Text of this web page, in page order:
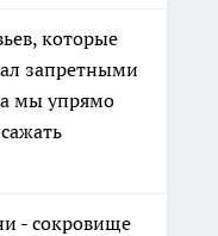
которые
запретными
мы упрямо
- сокровище